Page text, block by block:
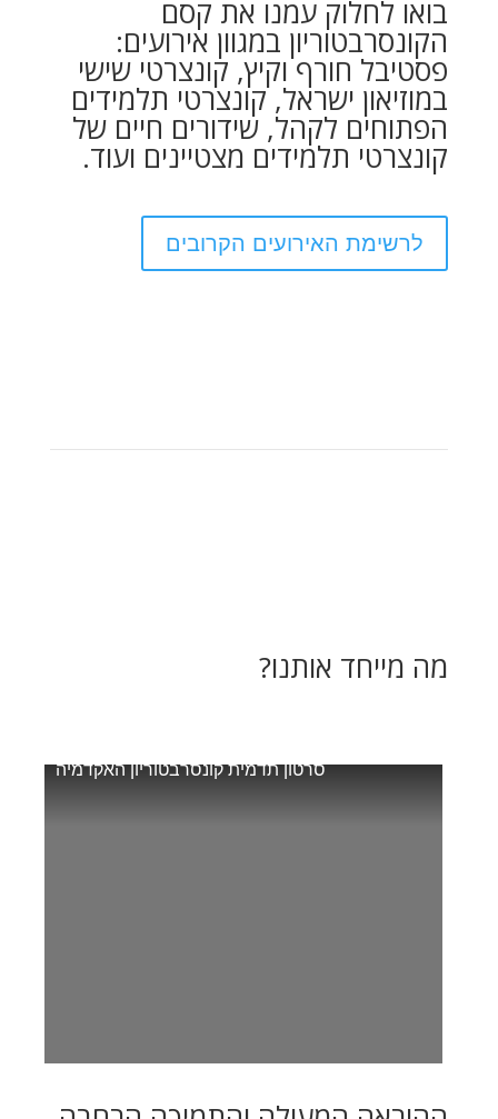
בואו לחלוק עמנו את קסם
הקונסרבטוריון במגוון אירועים:
פסטיבל חורף וקיץ, קונצרטי שישי
במוזיאון ישראל, קונצרטי תלמידים
הפתוחים לקהל, שידורים חיים של
קונצרטי תלמידים מצטיינים ועוד.
לרשימת האירועים הקרובים
מה מייחד אותנו?
סרטון תדמית קונסרבטוריון האקדמיה